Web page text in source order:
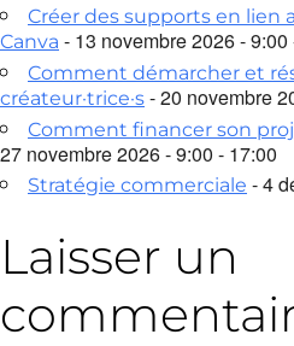
Créer des supports en lien
Canva - 13 novembre 2026 - 9:00
Comment démarcher et
créateur·trice·s - 20 novembre
Comment financer son
27 novembre 2026 - 9:00 - 17:00
Stratégie commerciale - 4
Laisser un